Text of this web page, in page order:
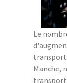
Le
transport
Manche,
transport